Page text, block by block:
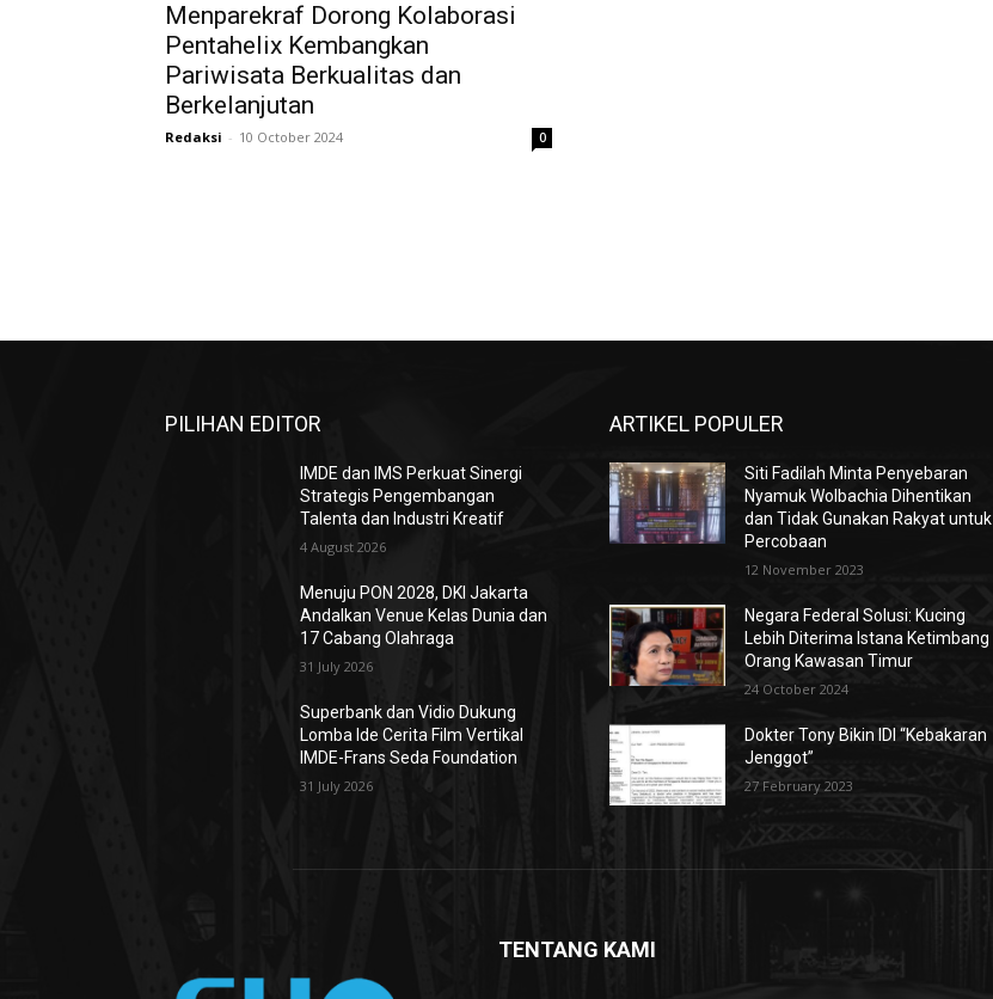
Menparekraf Dorong Kolaborasi
Pentahelix Kembangkan
Pariwisata Berkualitas dan
Berkelanjutan
Redaksi - 10 October 2024 0
PILIHAN EDITOR
IMDE dan IMS Perkuat Sinergi
Strategis Pengembangan
Talenta dan Industri Kreatif
4 August 2026
Menuju PON 2028, DKI Jakarta
Andalkan Venue Kelas Dunia dan
17 Cabang Olahraga
31 July 2026
Superbank dan Vidio Dukung
Lomba Ide Cerita Film Vertikal
IMDE-Frans Seda Foundation
31 July 2026
ARTIKEL POPULER
Siti Fadilah Minta Penyebaran
Nyamuk Wolbachia Dihentikan
dan Tidak Gunakan Rakyat untuk
Percobaan
12 November 2023
Negara Federal Solusi: Kucing
Lebih Diterima Istana Ketimbang
Orang Kawasan Timur
24 October 2024
Dokter Tony Bikin IDI “Kebakaran
Jenggot”
27 February 2023
TENTANG KAMI